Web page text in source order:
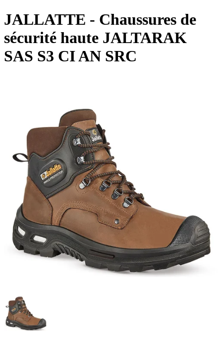
JALLATTE - Chaussures de
sécurité haute JALTARAK
SAS S3 CI AN SRC